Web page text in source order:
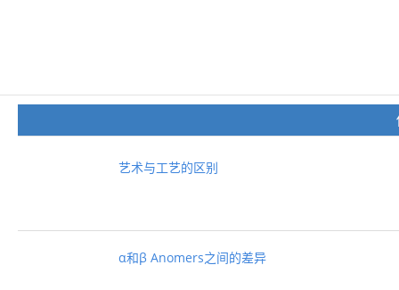
艺术与工艺的区别
α和β Anomers之间的差异